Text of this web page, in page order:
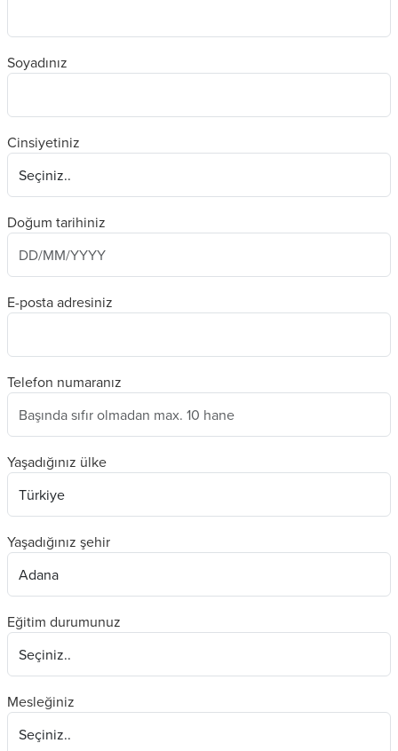
Soyadınız
Cinsiyetiniz
Doğum tarihiniz
E-posta adresiniz
Telefon numaranız
Yaşadığınız ülke
Yaşadığınız şehir
Eğitim durumunuz
Mesleğiniz